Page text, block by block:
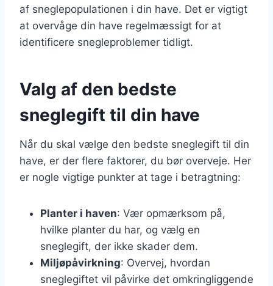
af sneglepopulationen i din have. Det er vigtigt
at overvåge din have regelmæssigt for at
identificere snegleproblemer tidligt.
Valg af den bedste
sneglegift til din have
Når du skal vælge den bedste sneglegift til din
have, er der flere faktorer, du bør overveje. Her
er nogle vigtige punkter at tage i betragtning:
Planter i haven: Vær opmærksom på,
hvilke planter du har, og vælg en
sneglegift, der ikke skader dem.
Miljøpåvirkning: Overvej, hvordan
sneglegiftet vil påvirke det omkringliggende